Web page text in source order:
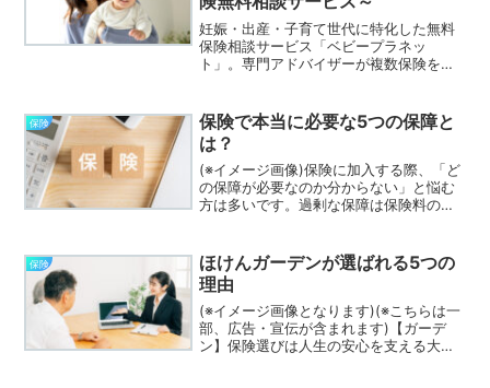
妊娠・出産・子育て世代に特化した無料
保険相談サービス「ベビープラネッ
ト」。専門アドバイザーが複数保険を比
保険
保険で本当に必要な5つの保障と
は？
(※イメージ画像)保険に加入する際、「ど
の保障が必要なのか分からない」と悩む
方は多いです。過剰な保障は保険料の無
ち行かなくなることもあります。人生に
おけるリスクに備える...
保険
ほけんガーデンが選ばれる5つの
理由
(※イメージ画像となります)(※こちらは一
部、広告・宣伝が含まれます)【ガーデ
ン】保険選びは人生の安心を支える大切